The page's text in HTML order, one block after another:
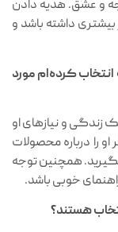
و عشق. هدیه دادن
بیشتری داشته باشد و
کرده‌ام مورد
زندگی و نیازهای او
را درباره محصولات
همچنین توجه
خوبی باشد.